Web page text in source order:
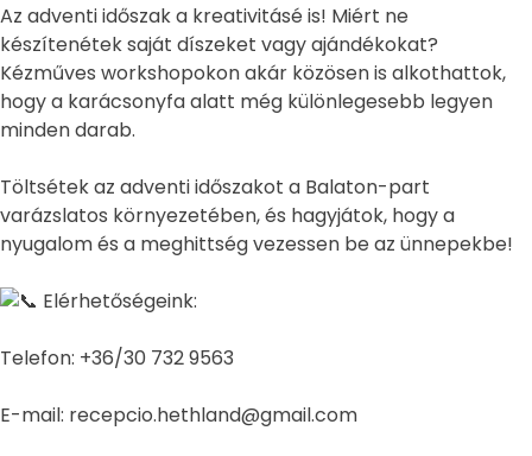
Az adventi időszak a kreativitásé is! Miért ne
készítenétek saját díszeket vagy ajándékokat?
Kézműves workshopokon akár közösen is alkothattok,
hogy a karácsonyfa alatt még különlegesebb legyen
minden darab.
Töltsétek az adventi időszakot a Balaton-part
varázslatos környezetében, és hagyjátok, hogy a
nyugalom és a meghittség vezessen be az ünnepekbe!
Elérhetőségeink:
Telefon: +36/30 732 9563
E-mail: recepcio.hethland@gmail.com